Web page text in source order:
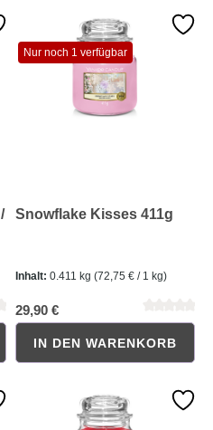
0 von 5 Sternen
Nur noch 1 verfügbar
Snowflake Kisses 411g
Inhalt: 0.411 kg (72,75 € / 1 kg)
29,90 €
Durchschnittliche Bewertung
IN DEN WARENKORB